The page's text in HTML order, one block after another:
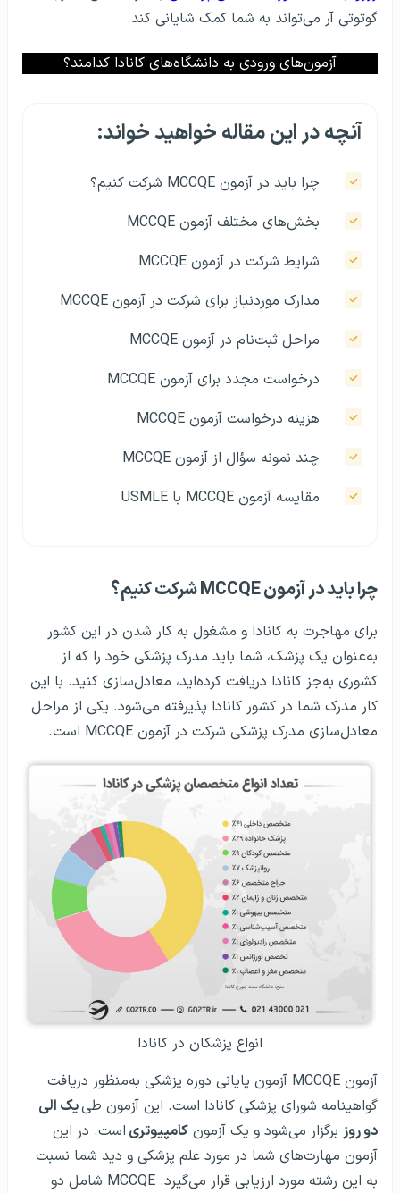
گوتوتی آر می‌تواند به شما کمک شایانی کند.
آزمون‌های ورودی به دانشگاه‌های کانادا کدامند؟
آنچه در این مقاله خواهید خواند:
چرا باید در آزمون MCCQE شرکت کنیم؟
بخش‌های مختلف آزمون MCCQE
شرایط شرکت در آزمون MCCQE
مدارک موردنیاز برای شرکت در آزمون MCCQE
مراحل ثبت‌نام در آزمون MCCQE
درخواست مجدد برای آزمون MCCQE
هزینه درخواست آزمون MCCQE
چند نمونه سؤال از آزمون MCCQE
مقایسه آزمون MCCQE با USMLE
چرا باید در آزمون MCCQE شرکت کنیم؟
برای مهاجرت به کانادا و مشغول به کار شدن در این کشور
به‌عنوان یک پزشک، شما باید مدرک پزشکی خود را که از
کشوری به‌جز کانادا دریافت کرده‌اید، معادل‌سازی کنید. با این
کار مدرک شما در کشور کانادا پذیرفته می‌شود. یکی از مراحل
معادل‌سازی مدرک پزشکی شرکت در آزمون MCCQE است.
انواع پزشکان در کانادا
آزمون MCCQE آزمون پایانی دوره پزشکی به‌منظور دریافت
گواهینامه شورای پزشکی کانادا است. این آزمون طییک الی
دو روز برگزار می‌شود و یک آزمون کامپیوتری است. در این
آزمون مهارت‌های شما در مورد علم پزشکی و دید شما نسبت
به این رشته مورد ارزیابی قرار می‌گیرد. MCCQE شامل دو